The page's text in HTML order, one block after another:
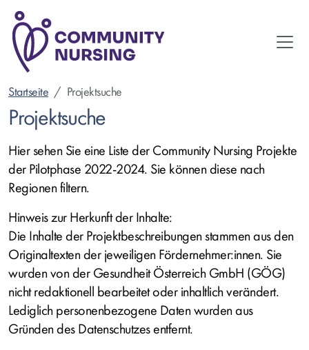
Direkt
zum
Inhalt
Startseite Projektsuche
Projektsuche
Hier sehen Sie eine Liste der Community Nursing Projekte
der Pilotphase 2022-2024. Sie können diese nach
Regionen filtern.
Hinweis zur Herkunft der Inhalte:
Die Inhalte der Projektbeschreibungen stammen aus den
Originaltexten der jeweiligen Fördernehmer:innen. Sie
wurden von der Gesundheit Österreich GmbH (GÖG)
nicht redaktionell bearbeitet oder inhaltlich verändert.
Lediglich personenbezogene Daten wurden aus
Gründen des Datenschutzes entfernt.